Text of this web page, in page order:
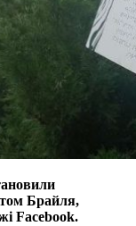
Брайля,
Facebook.